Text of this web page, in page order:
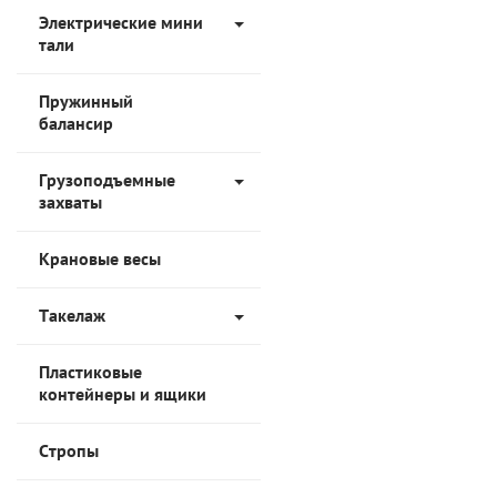
Электрические мини
тали
Пружинный
балансир
Грузоподъемные
захваты
Крановые весы
Такелаж
Пластиковые
контейнеры и ящики
Стропы